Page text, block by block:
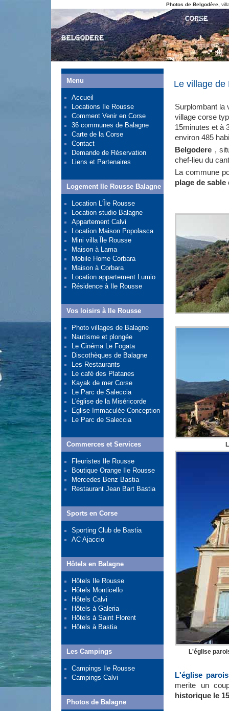
Photos de Belgodère,
Le village de
Surplombant la
village corse
15minutes et à
environ 485
Belgodere ,
chef-lieu du
La commune
plage de
L'église
L'église
merite un
historique le
Menu
Accueil
Locations Ile Rousse
Comment Venir en Corse
36 communes de Balagne
Carte de la Corse
Contact
Demande de Réservation
Liens et Partenaires
Logement Ile Rousse Balagne
Location L'Île Rousse
Location studio Balagne
Appartement Calvi
Location Maison Popolasca
Mini villa Île Rousse
Maison à Lama
Mobile Home Corbara
Maison à Corbara
Location appartement Lumio
Résidence à Ile Rousse
Vos loisirs à Ile Rousse
Photo villages de Balagne
Nautisme et plongée
Le Cinéma Le Fogata
Discothèques de Balagne
Les Restaurants
Le café des Platanes
Kayak de mer Corse
Le Parc de Saleccia
L'église de la Miséricorde
Eglise Immaculée Conception
Le Parc de Saleccia
Commerces et Services
Fleuristes Ile Rousse
Boutique Orange Ile Rousse
Mercedes Benz Bastia
Restaurant Jean Bart Bastia
Sports en Corse
Sporting Club de Bastia
AC Ajaccio
Hôtels en Balagne
Hôtels Ile Rousse
Hôtels Monticello
Hôtels Calvi
Hôtels à Galeria
Hôtels à Saint Florent
Hôtels à Bastia
Les Campings
Campings Ile Rousse
Campings Calvi
Photos de Balagne